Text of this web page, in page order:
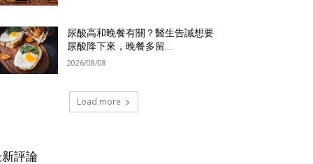
尿酸高和晚餐有關？醫生告誡想要
尿酸降下來，晚餐多留...
2026/08/08
Load more
評論